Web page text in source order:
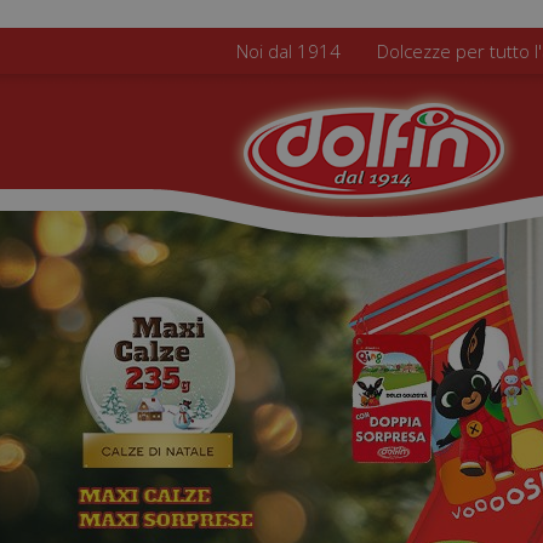
Noi dal 1914 Dolcezze per tutto